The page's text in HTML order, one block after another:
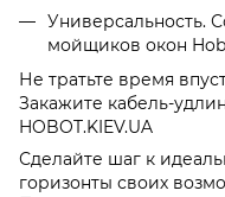
Универсальность.
мойщиков окон
Не тратьте время
Закажите кабель-
HOBOT.KIEV.UA
Сделайте шаг к
горизонты своих